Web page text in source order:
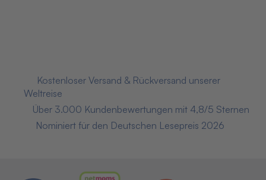
Kostenloser Versand & Rückversand unserer
Weltreise
Über 3.000 Kundenbewertungen mit 4,8/5 Sternen
Nominiert für den Deutschen Lesepreis 2026